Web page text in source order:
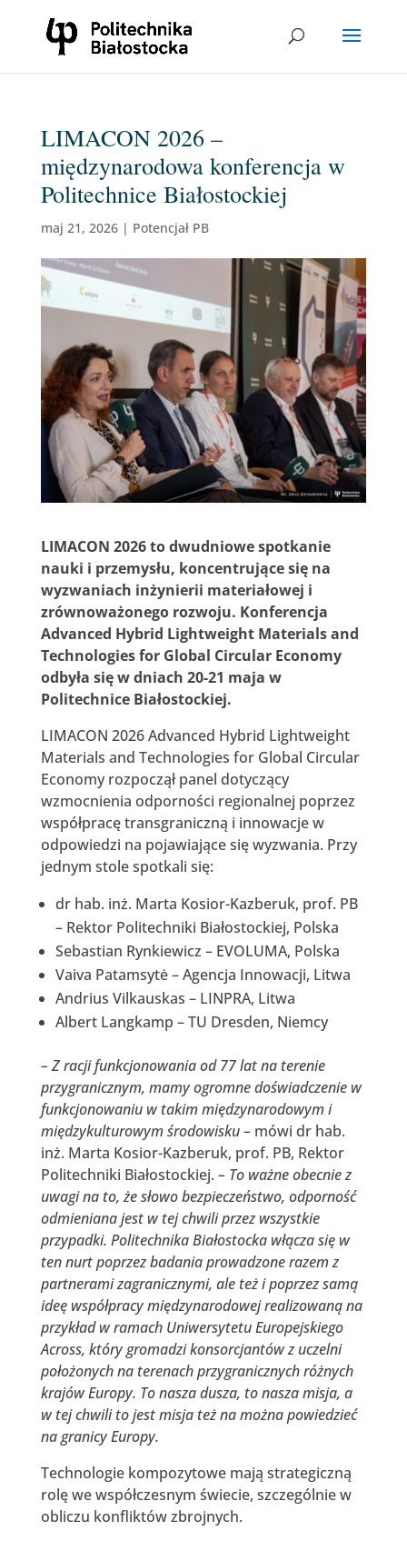
LIMACON 2026 –
międzynarodowa konferencja w
Politechnice Białostockiej
maj 21, 2026| Potencjał PB
LIMACON 2026 to dwudniowe spotkanie
nauki i przemysłu, koncentrujące się na
wyzwaniach inżynierii materiałowej i
zrównoważonego rozwoju. Konferencja
Advanced Hybrid Lightweight Materials and
Technologies for Global Circular Economy
odbyła się w dniach 20-21 maja w
Politechnice Białostockiej.
LIMACON 2026 Advanced Hybrid Lightweight
Materials and Technologies for Global Circular
Economy rozpoczął panel dotyczący
wzmocnienia odporności regionalnej poprzez
współpracę transgraniczną i innowacje w
odpowiedzi na pojawiające się wyzwania. Przy
jednym stole spotkali się:
dr hab. inż. Marta Kosior-Kazberuk, prof. PB
– Rektor Politechniki Białostockiej, Polska
Sebastian Rynkiewicz – EVOLUMA, Polska
Vaiva Patamsytė – Agencja Innowacji, Litwa
Andrius Vilkauskas – LINPRA, Litwa
Albert Langkamp – TU Dresden, Niemcy
– Z racji funkcjonowania od 77 lat na terenie
przygranicznym, mamy ogromne doświadczenie w
funkcjonowaniu w takim międzynarodowym i
międzykulturowym środowisku – mówi dr hab.
inż. Marta Kosior-Kazberuk, prof. PB, Rektor
Politechniki Białostockiej. – To ważne obecnie z
uwagi na to, że słowo bezpieczeństwo, odporność
odmieniana jest w tej chwili przez wszystkie
przypadki. Politechnika Białostocka włącza się w
ten nurt poprzez badania prowadzone razem z
partnerami zagranicznymi, ale też i poprzez samą
ideę współpracy międzynarodowej realizowaną na
przykład w ramach Uniwersytetu Europejskiego
Across, który gromadzi konsorcjantów z uczelni
położonych na terenach przygranicznych różnych
krajów Europy. To nasza dusza, to nasza misja, a
w tej chwili to jest misja też na można powiedzieć
na granicy Europy.
Technologie kompozytowe mają strategiczną
rolę we współczesnym świecie, szczególnie w
obliczu konfliktów zbrojnych.